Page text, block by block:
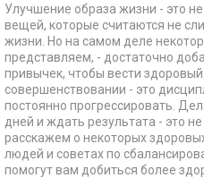
Улучшение образа жизни - это
вещей, которые считаются не
жизни. Но на самом деле
представляем, - достаточно
привычек, чтобы вести
совершенствовании - это
постоянно прогрессировать.
дней и ждать результата - это
расскажем о некоторых
людей и советах по
помогут вам добиться более